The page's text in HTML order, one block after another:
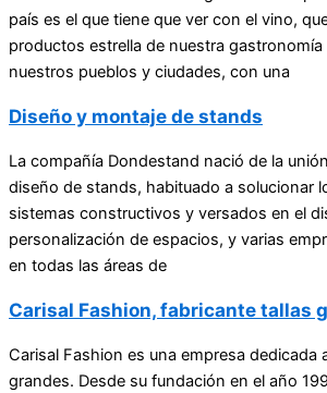
país es el que tiene que ver con el vino,
productos estrella de nuestra
nuestros pueblos y ciudades, con una
Diseño y montaje de stands
La compañía Dondestand nació de la
diseño de stands, habituado a solucionar
sistemas constructivos y versados en el
personalización de espacios, y varias
en todas las áreas de
Carisal Fashion, fabricante tallas
Carisal Fashion es una empresa dedicada
grandes. Desde su fundación en el año